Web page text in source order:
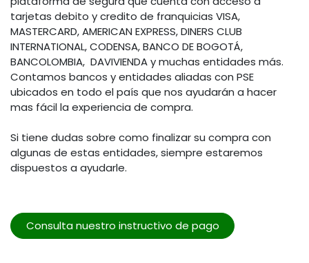
tarjetas debito y credito de franquicias VISA,
MASTERCARD, AMERICAN EXPRESS, DINERS CLUB
INTERNATIONAL, CODENSA, BANCO DE BOGOTÁ,
BANCOLOMBIA, DAVIVIENDA y muchas entidades más.
Contamos bancos y entidades aliadas con PSE
ubicados en todo el país que nos ayudarán a hacer
mas fácil la experiencia de compra.
Si tiene dudas sobre como finalizar su compra con
algunas de estas entidades, siempre estaremos
dispuestos a ayudarle.
Consulta nuestro instructivo de pago